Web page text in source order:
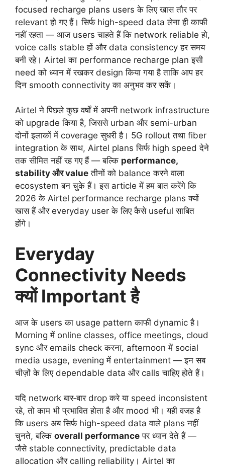
focused recharge plans users के लिए खास तौर पर
relevant हो गए हैं। सिर्फ high-speed data लेना ही काफी
नहीं रहता — आज users चाहते हैं कि network reliable हो,
voice calls stable हों और data consistency हर समय
बनी रहे। Airtel का performance recharge plan इसी
need को ध्यान में रखकर design किया गया है ताकि आप हर
दिन smooth connectivity का अनुभव कर सकें।
Airtel ने पिछले कुछ वर्षों में अपनी network infrastructure
को upgrade किया है, जिससे urban और semi-urban
दोनों इलाकों में coverage सुधरी है। 5G rollout तथा fiber
integration के साथ, Airtel plans सिर्फ high speed देने
तक सीमित नहीं रह गए हैं — बल्कि performance,
stability और value तीनों को balance करने वाला
ecosystem बन चुके हैं। इस article में हम बात करेंगे कि
2026 के Airtel performance recharge plans क्यों
खास हैं और everyday user के लिए कैसे useful साबित
होंगे।
Everyday
Connectivity Needs
क्यों Important है
आज के users का usage pattern काफी dynamic है।
Morning में online classes, office meetings, cloud
sync और emails check करना, afternoon में social
media usage, evening में entertainment — इन सब
चीज़ों के लिए dependable data और calls चाहिए होते हैं।
यदि network बार‑बार drop करे या speed inconsistent
रहे, तो काम भी प्रभावित होता है और mood भी। यही वजह है
कि users अब सिर्फ high-speed data वाले plans नहीं
चुनते, बल्कि overall performance पर ध्यान देते हैं —
जैसे stable connectivity, predictable data
allocation और calling reliability। Airtel का